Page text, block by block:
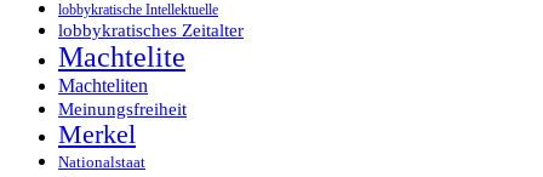
lobbykratische Intellektuelle
lobbykratisches Zeitalter
Machtelite
Machteliten
Meinungsfreiheit
Merkel
Nationalstaat